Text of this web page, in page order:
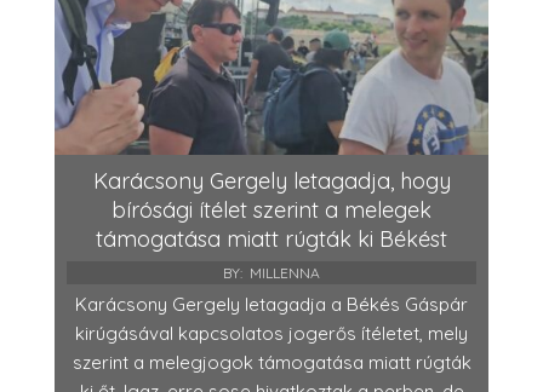
Karácsony Gergely letagadja, hogy
bírósági ítélet szerint a melegek
támogatása miatt rúgták ki Békést
BY: MILLENNA
Karácsony Gergely letagadja a Békés Gáspár
kirúgásával kapcsolatos jogerős ítéletet, mely
szerint a melegjogok támogatása miatt rúgták